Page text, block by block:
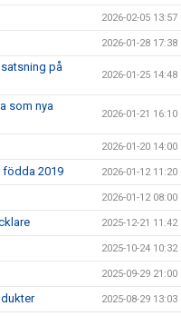
2026-02-05 13:57
2026-01-28 17:38
på
2026-01-25 14:48
som nya
2026-01-21 16:10
2026-01-20 14:00
födda 2019 2026-01-12 11:20
2026-01-12 08:00
2025-12-21 11:42
2025-10-24 10:32
2025-09-29 21:00
2025-08-29 13:03